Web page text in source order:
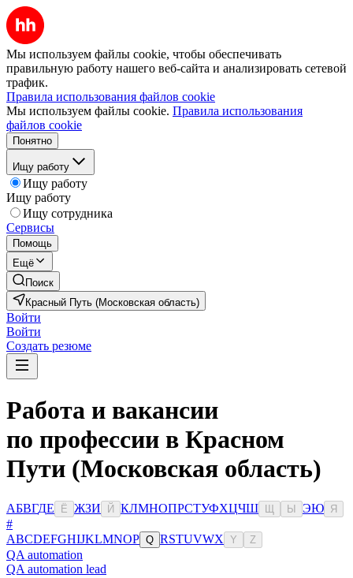
Мы используем файлы cookie, чтобы обеспечивать
правильную работу нашего веб-сайта и анализировать сетевой
трафик.
Правила использования файлов cookie
Мы используем файлы cookie. Правила использования
файлов cookie
Понятно
Ищу работу
Ищу работу
Ищу работу
Ищу сотрудника
Сервисы
Помощь
Ещё
Поиск
Красный Путь (Московская область)
Войти
Войти
Создать резюме
Работа и вакансии
по профессии в Красном
Пути (Московская область)
АБВГДЕ Ё ЖЗИ Й КЛМНОПРСТУФХЦЧШ Ы ЭЮ Я
#
ABCDEFGHIJKLMNOP Q RSTUVWX Y Z
QA automation
QA automation lead